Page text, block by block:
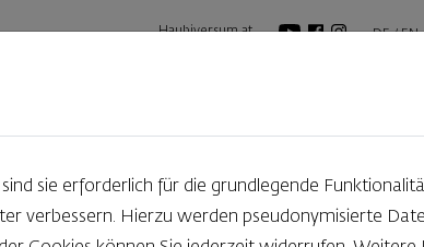
Haubiversum.at DE EN
entdecken
sie erforderlich für die grundlegende
verbessern. Hierzu werden pseudonymisierte